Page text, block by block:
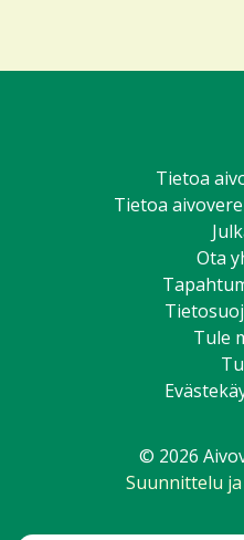
Tietoa
Tietoa
Ota
Tule
© 2026
Suunnittelu